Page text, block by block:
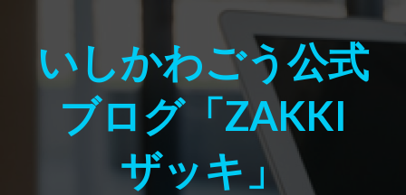
contentいしかわごう公式
ブログ「ZAKKI
ザッキ」